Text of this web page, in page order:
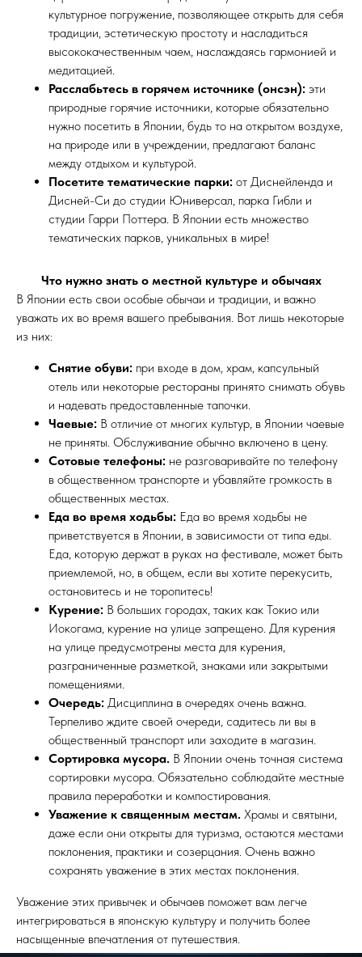
культурное погружение, позволяющее открыть для себя
традиции, эстетическую простоту и насладиться
высококачественным чаем, наслаждаясь гармонией и
медитацией.
Расслабьтесь в горячем источнике (онсэн): эти
природные горячие источники, которые обязательно
нужно посетить в Японии, будь то на открытом воздухе,
на природе или в учреждении, предлагают баланс
между отдыхом и культурой.
Посетите тематические парки: от Диснейленда и
Дисней-Си до студии Юниверсал, парка Гибли и
студии Гарри Поттера. В Японии есть множество
тематических парков, уникальных в мире!
Что нужно знать о местной культуре и обычаях
В Японии есть свои особые обычаи и традиции, и важно
уважать их во время вашего пребывания. Вот лишь некоторые
из них:
Снятие обуви: при входе в дом, храм, капсульный
отель или некоторые рестораны принято снимать обувь
и надевать предоставленные тапочки.
Чаевые: В отличие от многих культур, в Японии чаевые
не приняты. Обслуживание обычно включено в цену.
Сотовые телефоны: не разговаривайте по телефону
в общественном транспорте и убавляйте громкость в
общественных местах.
Еда во время ходьбы: Еда во время ходьбы не
приветствуется в Японии, в зависимости от типа еды.
Еда, которую держат в руках на фестивале, может быть
приемлемой, но, в общем, если вы хотите перекусить,
остановитесь и не торопитесь!
Курение: В больших городах, таких как Токио или
Иокогама, курение на улице запрещено. Для курения
на улице предусмотрены места для курения,
разграниченные разметкой, знаками или закрытыми
помещениями.
Очередь: Дисциплина в очередях очень важна.
Терпеливо ждите своей очереди, садитесь ли вы в
общественный транспорт или заходите в магазин.
Сортировка мусора. В Японии очень точная система
сортировки мусора. Обязательно соблюдайте местные
правила переработки и компостирования.
Уважение к священным местам. Храмы и святыни,
даже если они открыты для туризма, остаются местами
поклонения, практики и созерцания. Очень важно
сохранять уважение в этих местах поклонения.
Уважение этих привычек и обычаев поможет вам легче
интегрироваться в японскую культуру и получить более
насыщенные впечатления от путешествия.